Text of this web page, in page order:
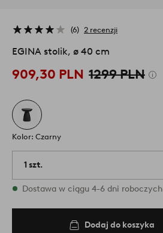
6 2 recenzji
EGINA stolik, ø 40 cm
909,30 PLN 1299 PLN
Kolor: Czarny
1 szt.
W magazynie
Dostawa w ciągu 4-6 dni roboczych
Dodaj do koszyka